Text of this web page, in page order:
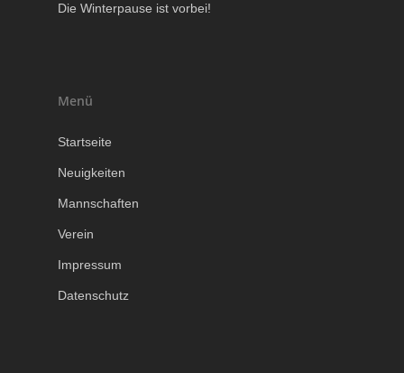
Die Winterpause ist vorbei!
Menü
Startseite
Neuigkeiten
Mannschaften
Verein
Impressum
Datenschutz